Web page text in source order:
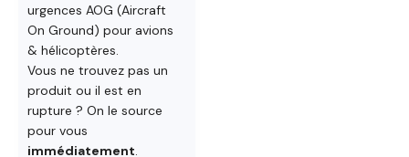
urgences AOG (Aircraft
On Ground) pour avions
& hélicoptères.
Vous ne trouvez pas un
produit ou il est en
rupture ? On le source
pour vous
immédiatement.